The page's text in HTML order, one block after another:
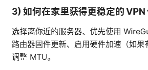
3) 如何在家里获得更稳定的 VPN
选择离你近的服务器、优先使用
路由器固件更新、启用硬件加速（如果
调整 MTU。